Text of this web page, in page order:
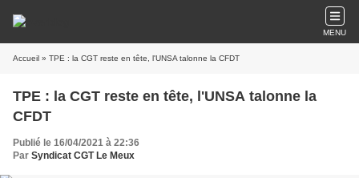
MENU
Accueil » TPE : la CGT reste en tête, l'UNSA talonne la CFDT
TPE : la CGT reste en tête, l'UNSA talonne la
CFDT
Publié le 16/04/2021 à 22:36
Par Syndicat CGT Le Meux